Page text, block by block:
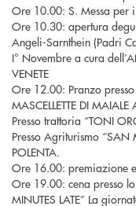
Ore 10.00: S. Messa per
Ore 10.30: apertura
Angeli-Sarnthein (Padri
I° Novembre a cura
VENETE
Ore 12.00: Pranzo
MASCELLETTE DI
Presso trattoria “TONI
Presso Agriturismo “SAN
POLENTA.
Ore 16.00: premiazione
Ore 19.00: cena presso
MINUTES LATE” La